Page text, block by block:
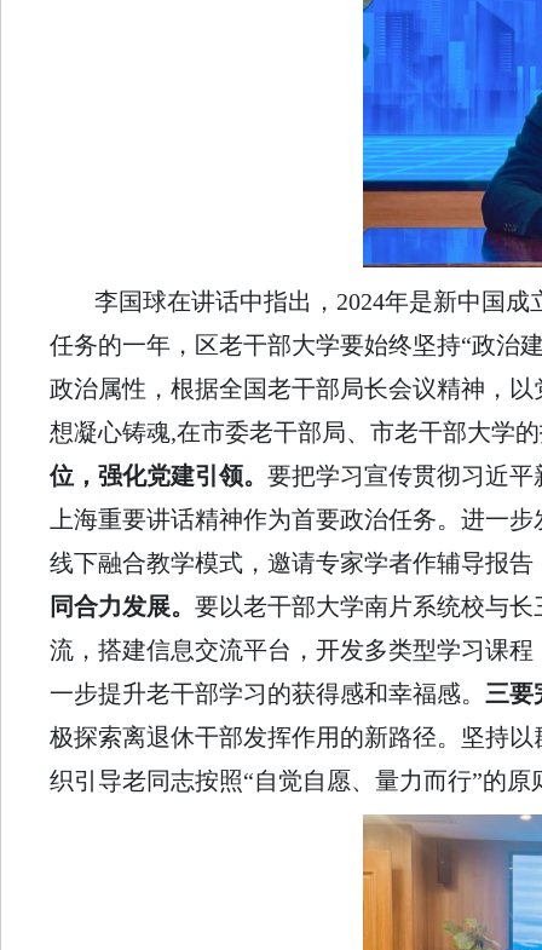
李国球在讲话中指出，2024年是新中国
任务的一年，区老干部大学要始终坚持“政治
政治属性，根据全国老干部局长会议精神，
想凝心铸魂,在市委老干部局、市老干部大学
位，强化党建引领。 要把学习宣传贯彻习近
上海重要讲话精神作为首要政治任务。进一
线下融合教学模式，邀请专家学者作辅导报
同合力发展。 要以老干部大学南片系统校与
流，搭建信息交流平台，开发多类型学习课
一步提升老干部学习的获得感和幸福感。 三要
极探索离退休干部发挥作用的新路径。坚持
织引导老同志按照“自觉自愿、量力而行”的